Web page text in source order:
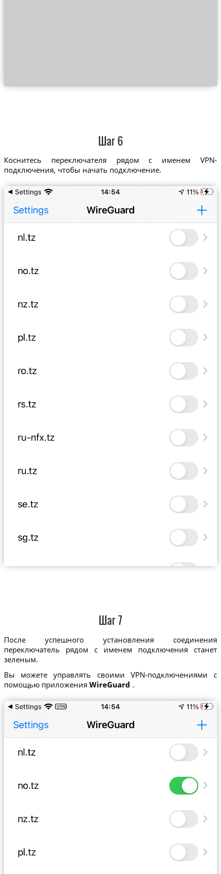
Шаг 6
Коснитесь переключателя рядом с именем VPN-
подключения, чтобы начать подключение.
Шаг 7
После успешного установления соединения
переключатель рядом с именем подключения станет
зеленым.
Вы можете управлять своими VPN-подключениями с
помощью приложения WireGuard .